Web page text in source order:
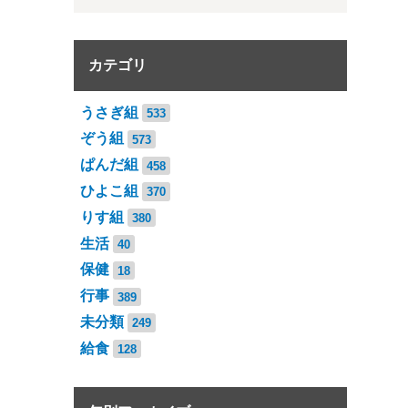
カテゴリ
うさぎ組 533
ぞう組 573
ぱんだ組 458
ひよこ組 370
りす組 380
生活 40
保健 18
行事 389
未分類 249
給食 128